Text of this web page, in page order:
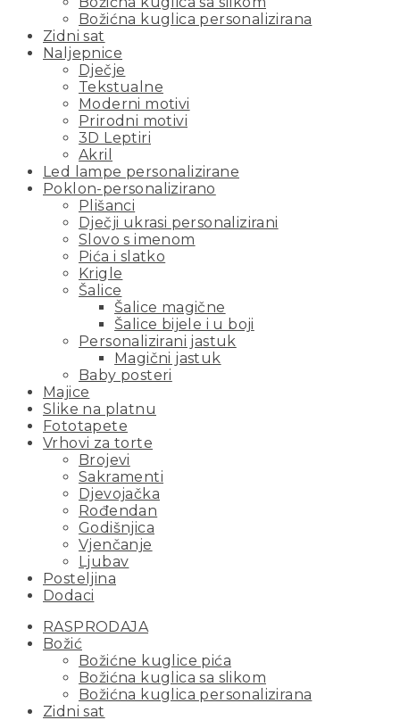
Božićna kuglica personalizirana
Zidni sat
Naljepnice
Dječje
Tekstualne
Moderni motivi
Prirodni motivi
3D Leptiri
Akril
Led lampe personalizirane
Poklon-personalizirano
Plišanci
Dječji ukrasi personalizirani
Slovo s imenom
Pića i slatko
Krigle
Šalice
Šalice magične
Šalice bijele i u boji
Personalizirani jastuk
Magični jastuk
Baby posteri
Majice
Slike na platnu
Fototapete
Vrhovi za torte
Brojevi
Sakramenti
Djevojačka
Rođendan
Godišnjica
Vjenčanje
Ljubav
Posteljina
Dodaci
RASPRODAJA
Božić
Božićne kuglice pića
Božićna kuglica sa slikom
Božićna kuglica personalizirana
Zidni sat